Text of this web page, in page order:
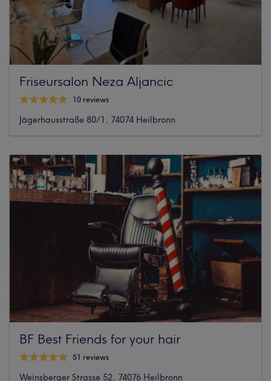
Friseursalon Neza Aljancic
10 reviews
Jägerhausstraße 80/1, 74074 Heilbronn
BF Best Friends for your hair
51 reviews
Weinsberger Strasse 52, 74076 Heilbronn